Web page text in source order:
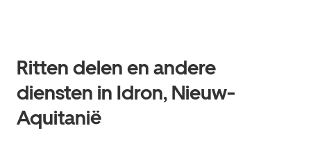
Ritten delen en andere
diensten in Idron, Nieuw-
Aquitanië